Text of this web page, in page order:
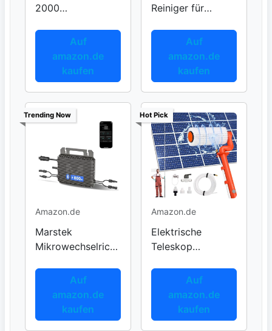
2000
Auf
amazon.de
kaufen
Reiniger für
Auf
amazon.de
kaufen
Trending Now
Amazon.de
Marstek
Mikrowechselricht
Auf
amazon.de
kaufen
Hot Pick
Amazon.de
Elektrische
Teleskop
Auf
amazon.de
kaufen